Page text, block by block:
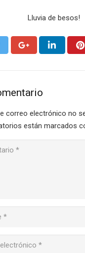
Lluvia de besos!
correo electrónico no
están marcados